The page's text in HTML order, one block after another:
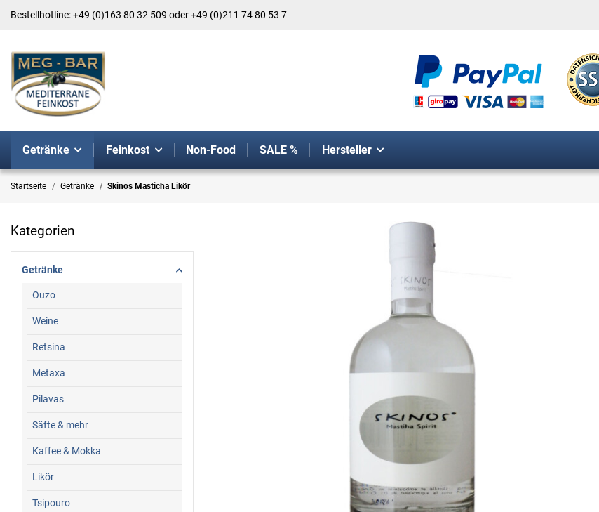
Bestellhotline: +49 (0)163 80 32 509 oder +49 (0)211 74 80 53 7
Getränke Feinkost Non-Food SALE % Hersteller
Startseite Getränke Skinos Masticha Likör
Kategorien
Getränke
Ouzo
Weine
Retsina
Metaxa
Pilavas
Säfte & mehr
Kaffee & Mokka
Likör
Tsipouro